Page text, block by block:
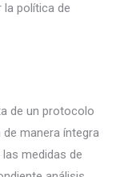
política de
de un protocolo
manera íntegra
medidas de